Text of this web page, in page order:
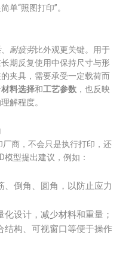
单“照图打印”。
耐疲劳比外观更关键。用于
期反复使用中保持尺寸与形
夹具，需要承受一定载荷而
材料选择和工艺参数 ，也反映
解程度。
商，不会只是执行打印，还
模型提出建议，例如：
、倒角、圆角，以防止应力
化设计，减少材料和重量；
结构、可视窗口等便于操作